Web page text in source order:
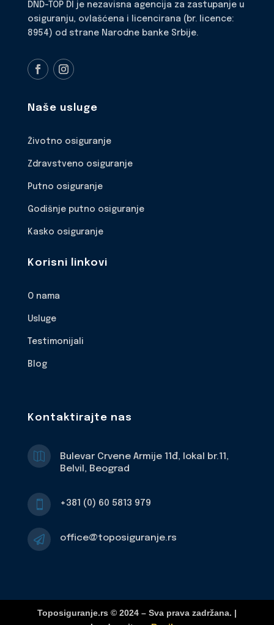
DND-TOP DI je nezavisna agencija za zastupanje u
osiguranju, ovlašćena i licencirana (br. licence:
8954) od strane Narodne banke Srbije.
Naše usluge
Životno osiguranje
Zdravstveno osiguranje
Putno osiguranje
Godišnje putno osiguranje
Kasko osiguranje
Korisni linkovi
O nama
Usluge
Testimonijali
Blog
Kontaktirajte nas
Bulevar Crvene Armije 11đ, lokal br.11,
Belvil, Beograd
+381 (0) 60 5813 979
 office@toposiguranje.rs
Toposiguranje.rs © 2024 – Sva prava zadržana. |